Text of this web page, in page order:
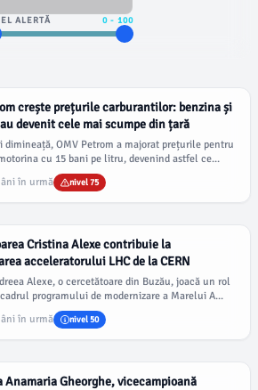
ALERTĂ 0 - 100
crește prețurile carburantilor: benzina și
devenit cele mai scumpe din țară
dimineață, OMV Petrom a majorat prețurile pentru
cu 15 bani pe litru, devenind astfel ce...
în urmă
nivel 75
Cristina Alexe contribuie la
acceleratorului LHC de la CERN
Alexe, o cercetătoare din Buzău, joacă un rol
programului de modernizare a Marelui A...
în urmă
nivel 50
Anamaria Gheorghe, vicecampioană